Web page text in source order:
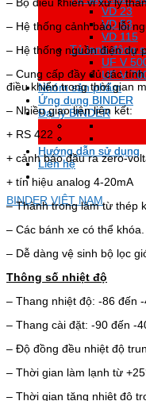
VD 23
VD 53
VD 115
Tủ lạnh đông
UF V
UF V
Nhóm sản phẩm
Ứng dụng BINDER
Đại lý BINDER
Hướng dẫn sử dụng
Liên hệ
BINDER VIỆT NAM
VD 23
VD 53
VD 115
Tủ lạnh đông
UF V
UF V
Nhóm sản phẩm
Ứng dụng BINDER
Đại lý BINDER
Hướng dẫn sử dụng
Liên hệ
– Hệ thống cảnh báo: lỗi
– Hệ thống nguồn điện dự
– Cung cấp đầy đủ các
điều khiển trong thời gian
– Nhiều giao liện liên kết:
+ RS 422
+ cảnh báo đầu ra zero-
+ tín hiệu analog 4-20mA
– Thành trong làm từ thép
– Các bánh xe có thể khóa.
– Dễ dàng vệ sinh bộ lọc
Thông số nhiệt độ
– Thang nhiệt độ: -86 đến -
– Thang cài đặt: -90 đến -
– Độ đồng đều nhiệt độ
– Thời gian làm lạnh từ
– Thời gian tăng nhiệt độ